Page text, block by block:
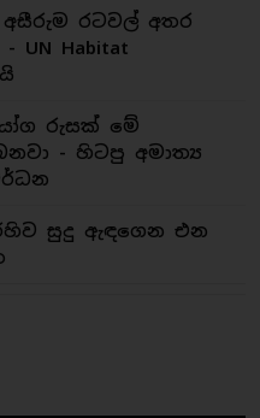
රටවල් අතර
UN Habitat
රුසක් මේ
- හිටපු අමාත්‍ය
සුදු ඇඳගෙන එන